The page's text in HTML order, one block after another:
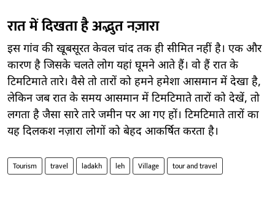
रात में दिखता है अद्भुत नज़ारा
इस गांव की खूबसूरत केवल चांद तक ही सीमित नहीं है। एक और
कारण है जिसके चलते लोग यहां घूमने आते हैं। वो हैं रात के
टिमटिमाते तारे। वैसे तो तारों को हमने हमेशा आसमान में देखा है,
लेकिन जब रात के समय आसमान में टिमटिमाते तारों को देखें, तो
लगता है जैसा सारे तारे जमीन पर आ गए हों। टिमटिमाते तारों का
यह दिलकश नज़ारा लोगों को बेहद आकर्षित करता है।
Tourism travel ladakh leh Village tour and travel